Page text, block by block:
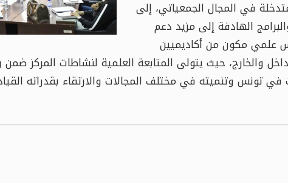
في المجال الجمعياتي، إلى
الهادفة إلى مزيد دعم
علمي مكون من أكاديميين
والخارج، حيث يتولى المتابعة العلمية لنشاطات المركز ضمن
تونس وتنميته في مختلف المجالات والارتقاء بقدراته